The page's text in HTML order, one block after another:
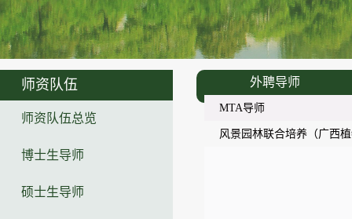
师资队伍
师资队伍总览
博士生导师
硕士生导师
外聘导师
MTA导师
风景园林联合培养（广西